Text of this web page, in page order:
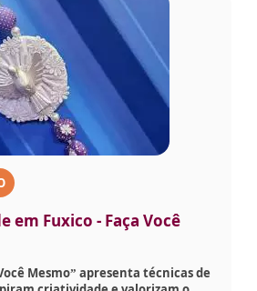
em Fuxico - Faça Você
Mesmo” apresenta técnicas de